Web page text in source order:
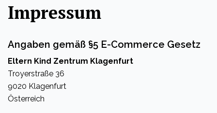
Impressum
Angaben gemäß §5 E-Commerce Gesetz
Eltern Kind Zentrum Klagenfurt
Troyerstraße 36
9020 Klagenfurt
Österreich